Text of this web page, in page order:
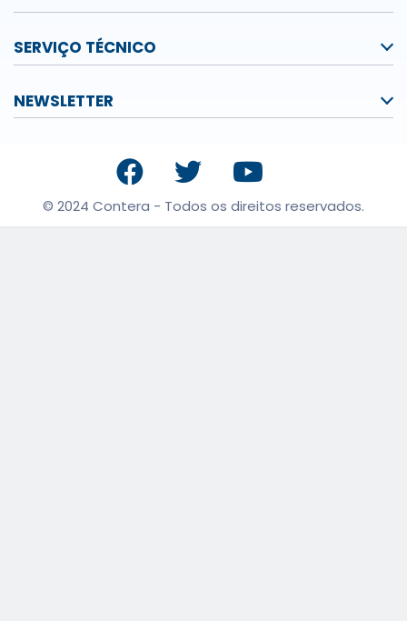
SERVIÇO TÉCNICO
NEWSLETTER
© 2024 Contera - Todos os direitos reservados.